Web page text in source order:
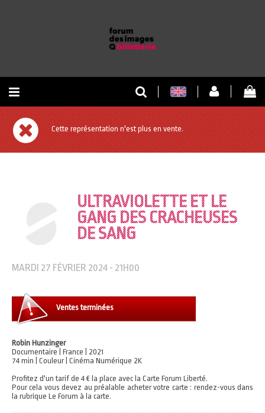
RETOUR À L'ACCUEIL
RETOUR AU SITE
Cette représentation n'est plus en vente.
ULTRAVIOLETTE ET LE
GANG DES CRACHEUSES
DE SANG
MARDI 27 FÉVRIER 2024 - 21H00
Ventes terminées
Robin Hunzinger
Documentaire | France | 2021
74 min | Couleur | Cinéma Numérique 2K
Profitez d'un tarif de 4 € la place avec la Carte Forum Liberté.
Pour cela vous devez au préalable acheter votre carte : rendez-vous dans
la rubrique Le Forum à la carte.